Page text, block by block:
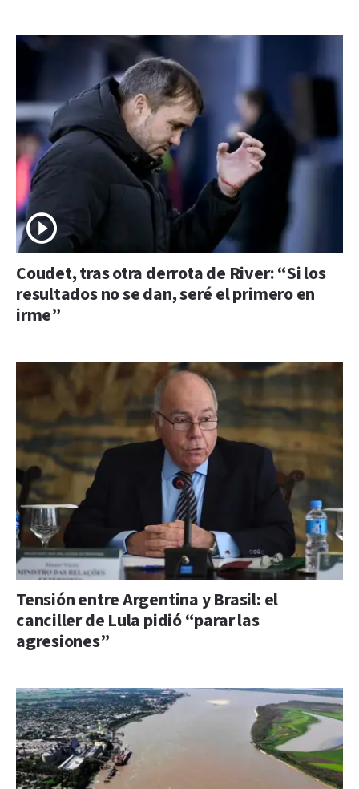
Coudet, tras otra derrota de River: “Si los
resultados no se dan, seré el primero en
irme”
Tensión entre Argentina y Brasil: el
canciller de Lula pidió “parar las
agresiones”